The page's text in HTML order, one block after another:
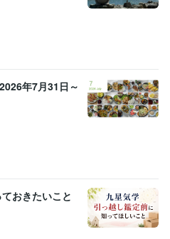
年7月31日～
おきたいこと